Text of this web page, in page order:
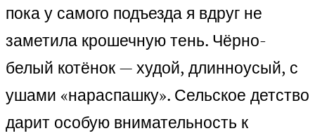
пока у самого подъезда я вдруг не
заметила крошечную тень. Чёрно-
белый котёнок — худой, длинноусый, с
ушами «нараспашку». Сельское детство
дарит особую внимательность к